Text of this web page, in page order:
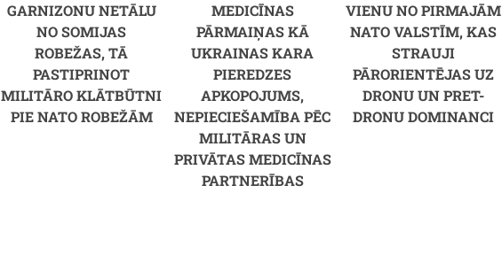
GARNIZONU NETĀLU
NO SOMIJAS
ROBEŽAS, TĀ
PASTIPRINOT
MILITĀRO KLĀTBŪTNI
PIE NATO ROBEŽĀM
MEDICĪNAS
PĀRMAIŅAS KĀ
UKRAINAS KARA
PIEREDZES
APKOPOJUMS,
NEPIECIEŠAMĪBA PĒC
MILITĀRAS UN
PRIVĀTAS MEDICĪNAS
PARTNERĪBAS
VIENU NO PIRMAJĀM
NATO VALSTĪM, KAS
STRAUJI
PĀRORIENTĒJAS UZ
DRONU UN PRET-
DRONU DOMINANCI